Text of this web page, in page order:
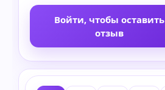
Войти, чтобы оставить
отзыв